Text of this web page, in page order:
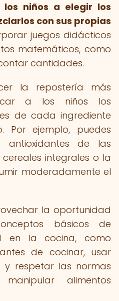
niños a elegir los
con sus propias
juegos didácticos
matemáticos, como
cantidades.
la repostería más
a los niños los
de cada ingrediente
Por ejemplo, puedes
antioxidantes de las
integrales o la
moderadamente el
la oportunidad
básicos de
en la cocina, como
de cocinar, usar
y respetar las normas
alimentos